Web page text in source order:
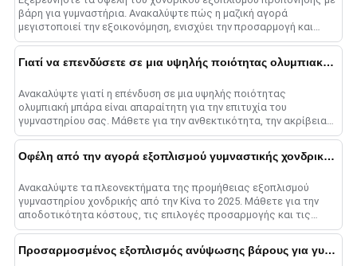
βάρη για γυμναστήρια. Ανακαλύψτε πώς η μαζική αγορά
μεγιστοποιεί την εξοικονόμηση, ενισχύει την προσαρμογή και
εξορθολογίζει τη λειτουργία......
Γιατί να επενδύσετε σε μια υψηλής ποιότητας ολυμπιακή μπάρα;
Ανακαλύψτε γιατί η επένδυση σε μια υψηλής ποιότητας
ολυμπιακή μπάρα είναι απαραίτητη για την επιτυχία του
γυμναστηρίου σας. Μάθετε για την ανθεκτικότητα, την ακρίβεια
και τη στρατηγική της επιχείρησης ......
Οφέλη από την αγορά εξοπλισμού γυμναστικής χονδρικής από την Κίνα
Ανακαλύψτε τα πλεονεκτήματα της προμήθειας εξοπλισμού
γυμναστηρίου χονδρικής από την Κίνα το 2025. Μάθετε για την
αποδοτικότητα κόστους, τις επιλογές προσαρμογής και τις
στρατηγικές για επιτυχία......
Προσαρμοσμένος εξοπλισμός ανύψωσης βάρους για γυμναστήρια